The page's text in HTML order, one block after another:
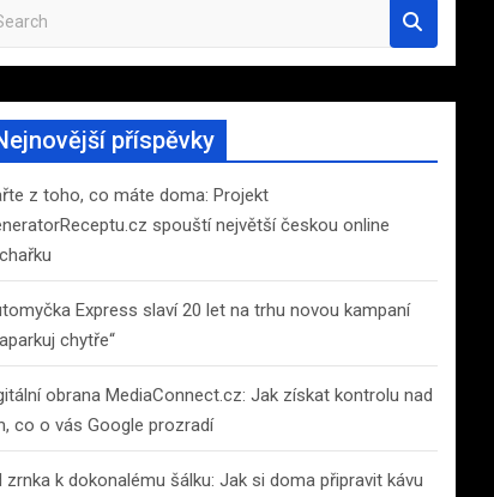
příspěvky
z toho, co máte doma: Projekt
spouští největší českou online
Express slaví 20 let na trhu novou kampaní
chytře“
obrana MediaConnect.cz: Jak získat kontrolu nad
co o vás Google prozradí
zrnka k dokonalému šálku: Jak si doma připravit kávu